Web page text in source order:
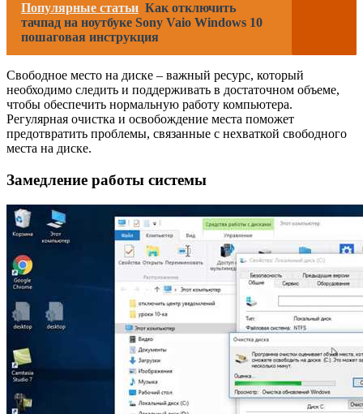
Популярные статьи Как отключить
тачпад на ноутбуке Sony Vaio Windows 10
пошаговая инструкция
Свободное место на диске – важный ресурс, который
необходимо следить и поддерживать в достаточном объеме,
чтобы обеспечить нормальную работу компьютера.
Регулярная очистка и освобождение места поможет
предотвратить проблемы, связанные с нехваткой свободного
места на диске.
Замедление работы системы